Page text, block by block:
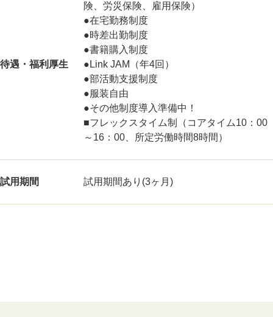
待遇・福利厚生
険、労災保険、雇用保険）
●在宅勤務制度
●時差出勤制度
●書籍購入制度
●Link JAM（年4回）
●部活動支援制度
●服装自由
●その他制度導入準備中！
■フレックスタイム制（コアタイム10：00
～16：00、所定労働時間8時間）
試用期間 試用期間あり(3ヶ月)